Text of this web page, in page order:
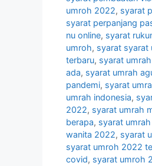
umroh 2022, syarat
syarat perpanjang
nu online, syarat
umroh, syarat syarat
terbaru, syarat
ada, syarat umrah
pandemi, syarat
umrah indonesia,
2022, syarat umrah
berapa, syarat
wanita 2022, syarat
syarat umroh 2022
covid, syarat umroh